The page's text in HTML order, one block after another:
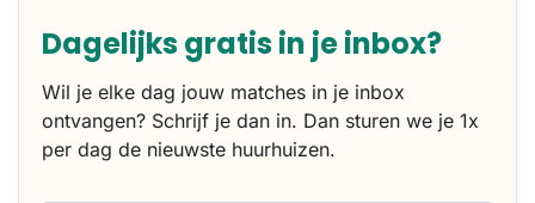
Dagelijks gratis in je inbox?
Wil je elke dag jouw matches in je inbox
ontvangen? Schrijf je dan in. Dan sturen we je 1x
per dag de nieuwste huurhuizen.